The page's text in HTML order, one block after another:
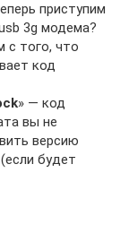
приступим
3g модема?
с того, что
код
» — код
вы не
версию
будет